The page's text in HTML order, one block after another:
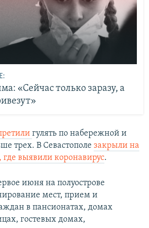
«Сейчас только заразу, а
гулять по набережной и
трех. В Севастополе закрыли на
где выявили коронавирус.
июня на полуострове
мест, прием и
в пансионатах, домах
гостевых домах,